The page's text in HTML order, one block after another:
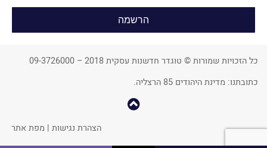
כל הזכויות שמורות © טוגדר חדשנות עסקית 2018 – 09-3726000
כתובתנו: מדינת היהודים 85 הרצליה.
קפוץ
הצהרת נגישות | מפת אתר